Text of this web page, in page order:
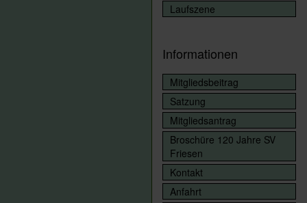
Laufszene
Informationen
Mitgliedsbeitrag
Satzung
Mitgliedsantrag
Broschüre 120 Jahre SV
Friesen
Kontakt
Anfahrt